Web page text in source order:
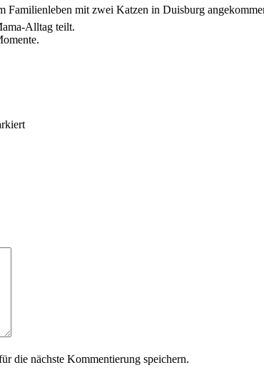
mit zwei Katzen in Duisburg
Alltag teilt.
die nächste Kommentierung speichern.